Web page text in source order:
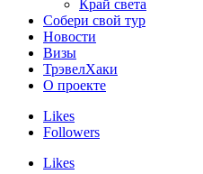
Край света
Собери свой тур
Новости
Визы
ТрэвелХаки
О проекте
Likes
Followers
Likes